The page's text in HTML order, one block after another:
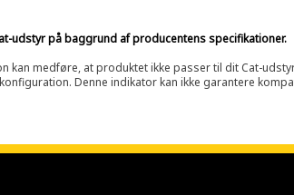
udstyr på baggrund af producentens specifikationer.
medføre, at produktet ikke passer til dit Cat-
Denne indikator kan ikke garantere